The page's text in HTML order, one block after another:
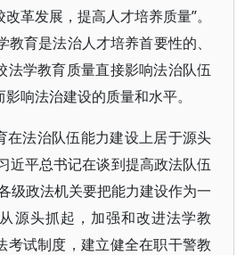
革发展，提高人才培养质量”。
育是法治人才培养首要性的、
法学教育质量直接影响法治队伍
响法治建设的质量和水平。
在法治队伍能力建设上居于源头
近平总书记在谈到提高政法队伍
级政法机关要把能力建设作为一
源头抓起，加强和改进法学教
考试制度，建立健全在职干警教